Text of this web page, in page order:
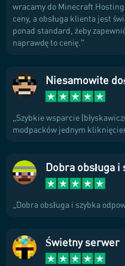
wracamy do Minecraft
ceny, a obsługa klienta jest
ponad standard, żeby
naprawdę to cenię.
Niesamowite
Szybkie wsparcie
modpacków jednym
Dobra obsługa
Dobra obsługa i szybka
Świetny serwer